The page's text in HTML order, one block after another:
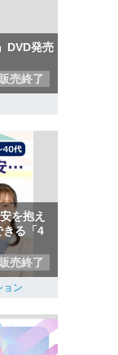
DVD発売
販売終了
を抱え
きる「4
販売終了
ョン